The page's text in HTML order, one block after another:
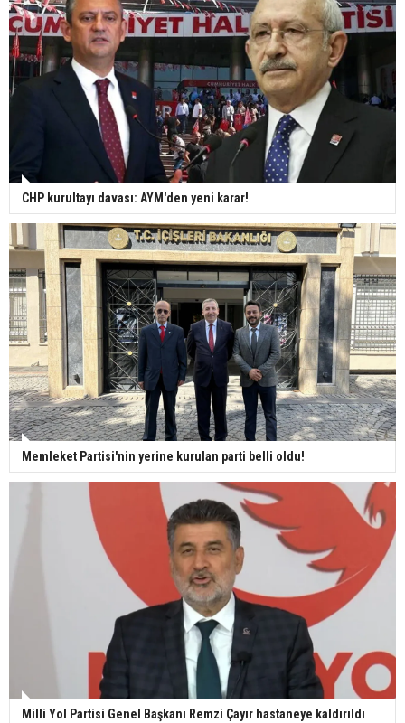
CHP kurultayı davası: AYM'den yeni karar!
Memleket Partisi'nin yerine kurulan parti belli oldu!
Milli Yol Partisi Genel Başkanı Remzi Çayır hastaneye kaldırıldı